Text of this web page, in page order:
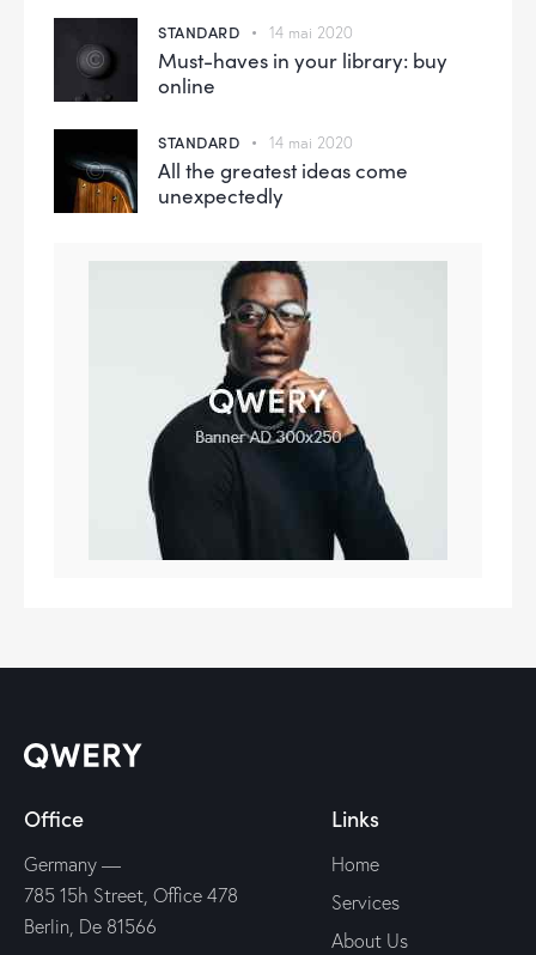
STANDARD 14 mai 2020
Must-haves in your library: buy
online
STANDARD 14 mai 2020
All the greatest ideas come
unexpectedly
Office
Germany —
785 15h Street, Office 478
Berlin, De 81566
Links
Home
Services
About Us